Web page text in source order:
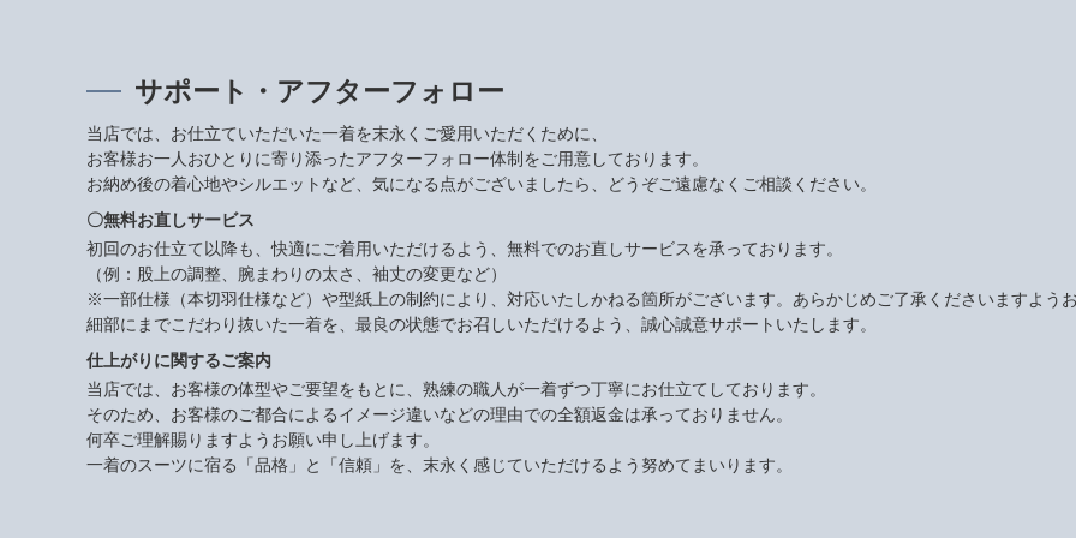
サポート・アフターフォロー
当店では、お仕立ていただいた一着を末永くご愛用いただくために、
お客様お一人おひとりに寄り添ったアフターフォロー体制をご用意しております。
お納め後の着心地やシルエットなど、気になる点がございましたら、どうぞご遠慮なくご相談ください。
〇無料お直しサービス
初回のお仕立て以降も、快適にご着用いただけるよう、無料でのお直しサービスを承っております。
（例：股上の調整、腕まわりの太さ、袖丈の変更など）
※一部仕様（本切羽仕様など）や型紙上の制約により、対応いたしかねる箇所がございます。あらかじめご了承くださいますようお
細部にまでこだわり抜いた一着を、最良の状態でお召しいただけるよう、誠心誠意サポートいたします。
仕上がりに関するご案内
当店では、お客様の体型やご要望をもとに、熟練の職人が一着ずつ丁寧にお仕立てしております。
そのため、お客様のご都合によるイメージ違いなどの理由での全額返金は承っておりません。
何卒ご理解賜りますようお願い申し上げます。
一着のスーツに宿る「品格」と「信頼」を、末永く感じていただけるよう努めてまいります。